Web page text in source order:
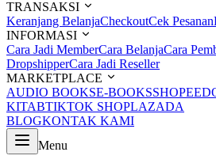
TRANSAKSI
Keranjang BelanjaCheckoutCek Pesanan
INFORMASI
Cara Jadi MemberCara BelanjaCara
DropshipperCara Jadi Reseller
MARKETPLACE
AUDIO BOOKSE-BOOKSSHOPEE
KITABTIKTOK SHOPLAZADA
BLOGKONTAK KAMI
Menu